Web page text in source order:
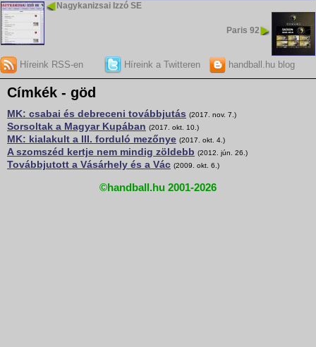
Nagykanizsai Izzó SE
Paris 92
Híreink RSS-en Híreink a Twitteren handball.hu blog
Címkék - göd
MK: csabai és debreceni továbbjutás (2017. nov. 7.)
Sorsoltak a Magyar Kupában (2017. okt. 10.)
MK: kialakult a III. forduló mezőnye (2017. okt. 4.)
A szomszéd kertje nem mindig zöldebb (2012. jún. 26.)
Továbbjutott a Vásárhely és a Vác (2009. okt. 6.)
©handball.hu 2001-2026